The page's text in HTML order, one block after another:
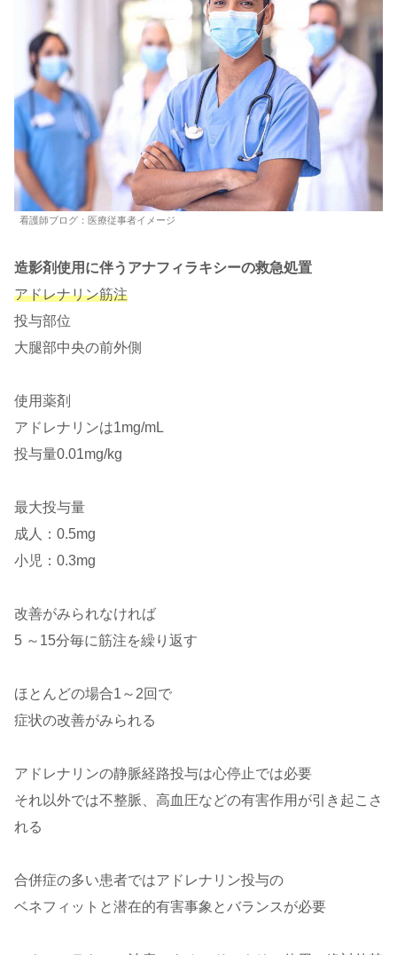
看護師ブログ：医療従事者イメージ
造影剤使用に伴うアナフィラキシーの救急処置
アドレナリン筋注
投与部位
大腿部中央の前外側
使用薬剤
アドレナリンは1mg/mL
投与量0.01mg/kg
最大投与量
成人：0.5mg
小児：0.3mg
改善がみられなければ
5 ～15分毎に筋注を繰り返す
ほとんどの場合1～2回で
症状の改善がみられる
アドレナリンの静脈経路投与は心停止では必要
それ以外では不整脈、高血圧などの有害作用が引き起こさ
れる
合併症の多い患者ではアドレナリン投与の
ベネフィットと潜在的有害事象とバランスが必要